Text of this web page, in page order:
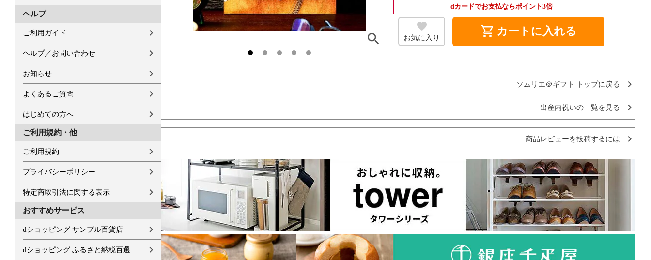
ヘルプ
ご利用ガイド
ヘルプ／お問い合わせ
お知らせ
よくあるご質問
はじめての方へ
ご利用規約・他
ご利用規約
プライバシーポリシー
特定商取引法に関する表示
おすすめサービス
dショッピング サンプル百貨店
dショッピング ふるさと納税百選
dカードでお支払ならポイント3倍
お気に入り shopping_cart カートに入れる
ソムリエ＠ギフト トップに戻る
出産内祝いの一覧を見る
商品レビューを投稿するには